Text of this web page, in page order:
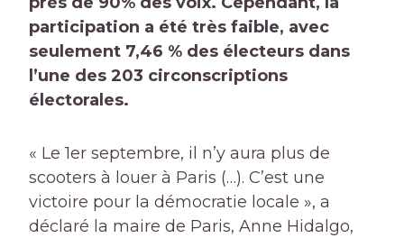
participation a été très faible, avec
seulement 7,46 % des électeurs dans
l’une des 203 circonscriptions
électorales.
« Le 1er septembre, il n’y aura plus de
scooters à louer à Paris (…). C’est une
victoire pour la démocratie locale », a
déclaré la maire de Paris, Anne Hidalgo,